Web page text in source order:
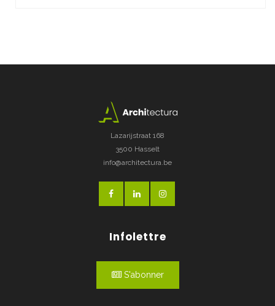
Lazarijstraat 168
3500 Hasselt
info@architectura.be
Infolettre
S'abonner